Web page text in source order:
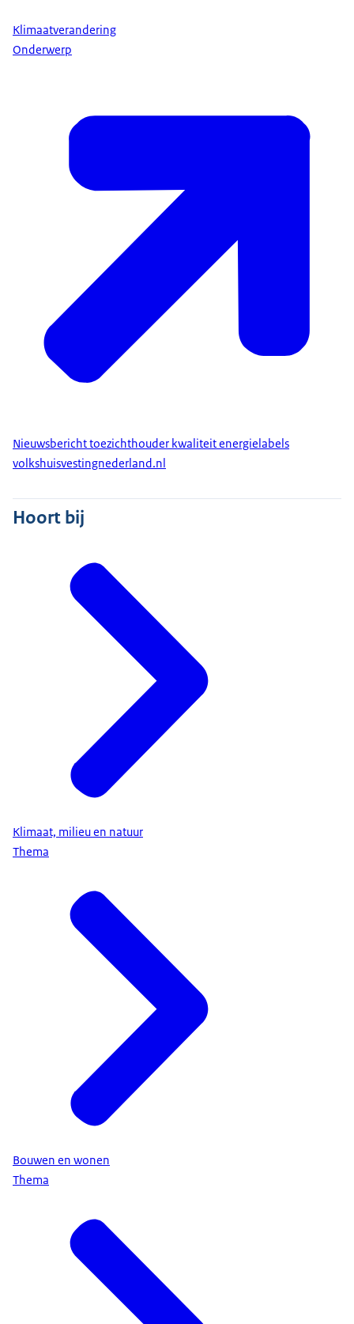
Klimaatverandering
Onderwerp
Nieuwsbericht toezichthouder kwaliteit energielabels
volkshuisvestingnederland.nl
Hoort bij
Klimaat, milieu en natuur
Thema
Bouwen en wonen
Thema